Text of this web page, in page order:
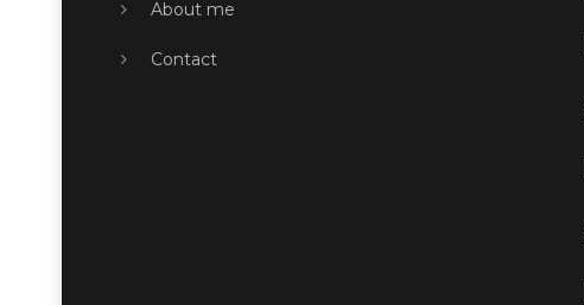
About me
Contact